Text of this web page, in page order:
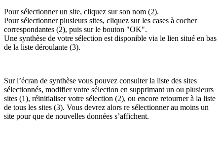
Pour sélectionner un site, cliquez sur son nom (2).
Pour sélectionner plusieurs sites, cliquez sur les cases à cocher
correspondantes (2), puis sur le bouton "OK".
Une synthèse de votre sélection est disponible via le lien situé en bas
de la liste déroulante (3).
Sur l’écran de synthèse vous pouvez consulter la liste des sites
sélectionnés, modifier votre sélection en supprimant un ou plusieurs
sites (1), réinitialiser votre sélection (2), ou encore retourner à la liste
de tous les sites (3). Vous devrez alors re sélectionner au moins un
site pour que de nouvelles données s’affichent.